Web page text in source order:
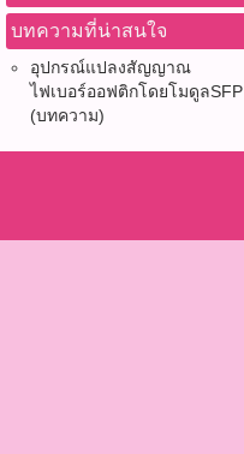
บทความที่น่าสนใจ
อุปกรณ์แปลงสัญญาณ
ไฟเบอร์ออฟติก​โดยโมดูลSFP
(บทความ)